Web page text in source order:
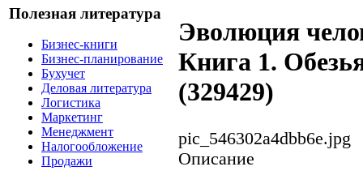
Полезная литература
Бизнес-книги
Бизнес-планирование
Бухучет
Деловая литература
Логистика
Маркетинг
Менеджмент
Налогообложение
Продажи
Эволюция
Книга 1.
(329429)
pic_546302a4dbb6e.jpg
Описание